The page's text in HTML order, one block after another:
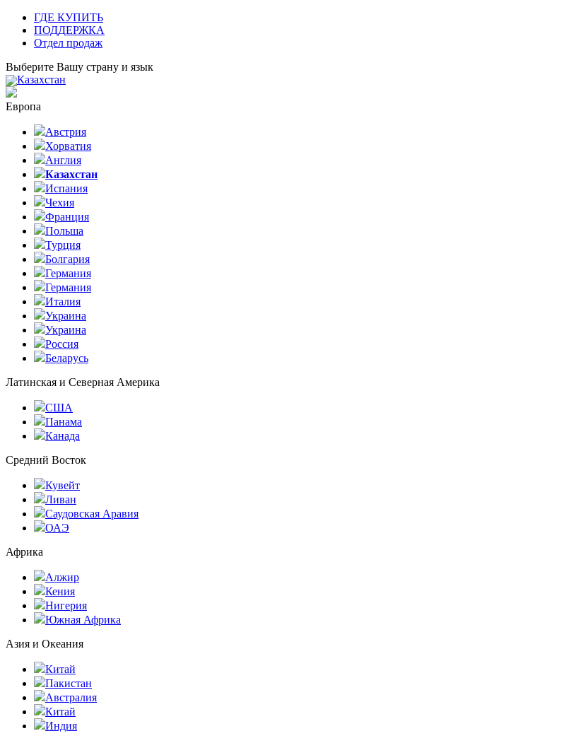
ГДЕ КУПИТЬ
ПОДДЕРЖКА
Отдел продаж
Выберите Вашу страну и язык
Казахстан
Европа
Австрия
Хорватия
Англия
Казахстан
Испания
Чехия
Франция
Польша
Турция
Болгария
Германия
Германия
Италия
Украина
Украина
Россия
Беларусь
Латинская и Северная Америка
США
Панама
Канада
Средний Восток
Кувейт
Ливан
Саудовская Аравия
ОАЭ
Африка
Алжир
Кения
Нигерия
Южная Африка
Азия и Океания
Китай
Пакистан
Австралия
Китай
Индия